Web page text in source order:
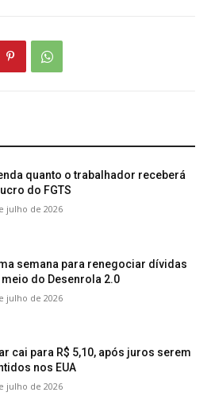
quanto o trabalhador receberá
do FGTS
julho de 2026
semana para renegociar dívidas
do Desenrola 2.0
julho de 2026
cai para R$ 5,10, após juros serem
nos EUA
julho de 2026